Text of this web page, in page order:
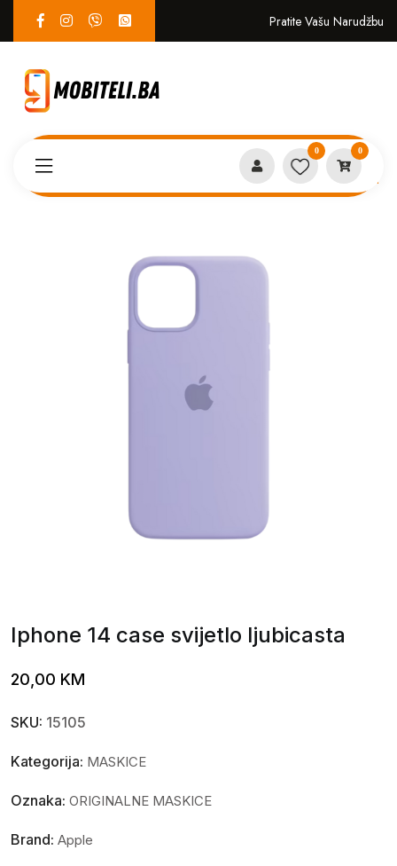
Pratite Vašu Narudžbu
0 0
Iphone 14 case svijetlo ljubicasta
Iphone 14 case svijetlo ljubicasta
20,00 KM
SKU: 15105
Kategorija: MASKICE
Oznaka: ORIGINALNE MASKICE
Brand: Apple